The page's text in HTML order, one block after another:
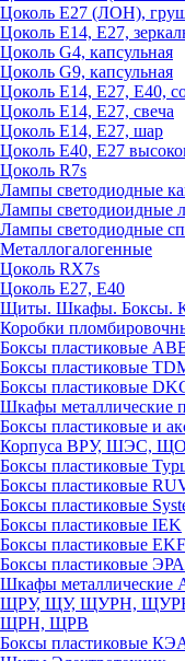
Цоколь Е27 (ЛОН),
Цоколь Е14, Е27,
Цоколь G4, капсульная
Цоколь G9, капсульная
Цоколь Е14, Е27, Е40,
Цоколь Е14, Е27, свеча
Цоколь Е14, Е27, шар
Цоколь Е40, Е27
Цоколь R7s
Лампы светодиодные
Лампы светодиоидные
Лампы светодиодные
Металлогалогенные
Цоколь RX7s
Цоколь Е27, E40
Щиты. Шкафы. Боксы.
Коробки
Боксы пластиковые
Боксы пластиковые
Боксы пластиковые
Шкафы металлические
Боксы пластиковые и
Корпуса ВРУ, ШЭС,
Боксы пластиковые
Боксы пластиковые
Боксы пластиковые
Боксы пластиковые IEK
Боксы пластиковые EKF
Боксы пластиковые ЭРА
Шкафы металлические
ЩРУ, ЩУ, ЩУРН,
ЩРН, ЩРВ
Боксы пластиковые